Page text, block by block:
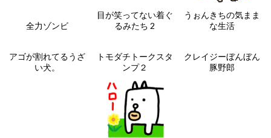
全力ゾンビ
目が笑ってない着ぐ
るみたち 2
うぉんきちの気まま
な生活
アゴが割れてるうざ
い犬。
トモダチトークスタ
ンプ２
クレイジーぼんぼん
豚野郎